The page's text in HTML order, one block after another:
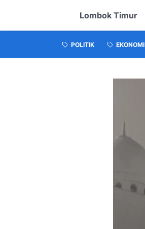
Lombok Timur
POLITIK EKONOMI